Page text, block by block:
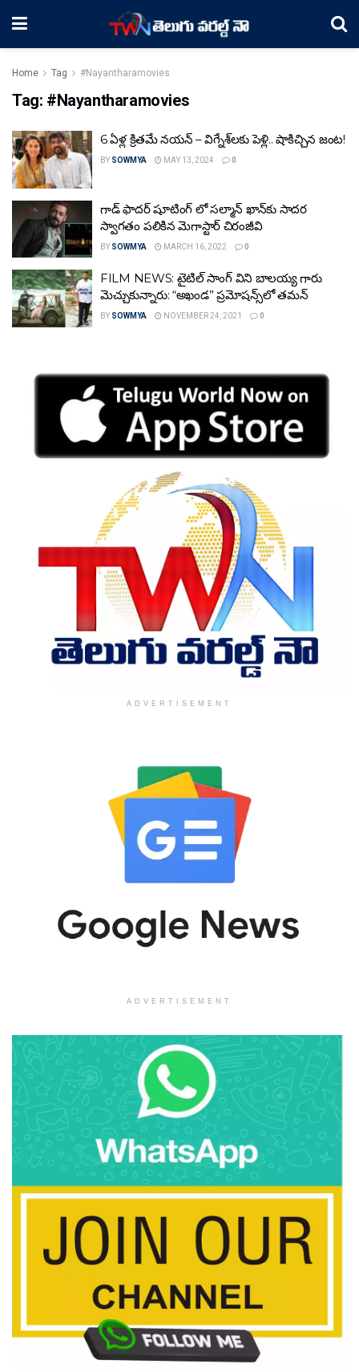
Home Tag #Nayantharamovies
Tag: #Nayantharamovies
6 ఏళ్ల క్రితమే నయన్ – విగ్నేశ్‌లకు పెళ్లి.. షాకిచ్చిన జంట!
BY SOWMYA MAY 13, 2024 0
గాడ్ ఫాదర్ షూటింగ్‌ లో సల్మాన్ ఖాన్‌కు సాద‌ర
స్వాగ‌తం ప‌లికిన మెగాస్టార్ చిరంజీవి
BY SOWMYA MARCH 16, 2022 0
FILM NEWS: టైటిల్ సాంగ్ విని బాలయ్య గారు
మెచ్చుకున్నారు: “అఖండ” ప్రమోషన్స్‌లో తమన్
BY SOWMYA NOVEMBER 24, 2021 0
ADVERTISEMENT
ADVERTISEMENT